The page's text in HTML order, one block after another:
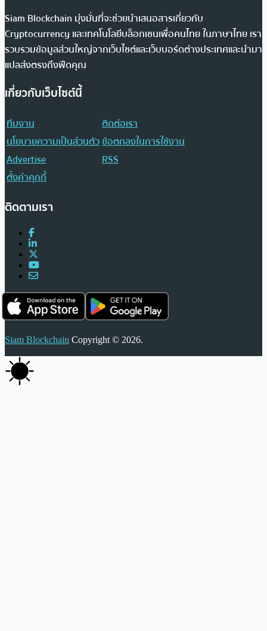
Siam Blockchain มุ่งมั่นที่จะช่วยนำเสนอสารเกี่ยวกับ
Cryptocurrency และเทคโนโลยีบล็อกเชนเพื่อคนไทย ในภาษาไทย เรา
รวบรวมข้อมูลส่วนใหญ่จากเว็บไซต์และเว็บบอร์ดต่างประเทศและนำมา
แปลส่งตรงถึงฟีดคุณ
เกี่ยวกับเว็บไซต์นี้
ทีมงาน
ติดต่อเรา
นโยบายความเป็นส่วนตัวข้อตกลงในการใช้งาน
Advertise
RSS
ตั้งค่าคุกกี้
ติดตามเรา
Siam Blockchain Copyright © 2026.